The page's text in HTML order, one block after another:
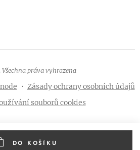
DO KOŠÍKU
práva vyhrazena
Zásady ochrany osobních údajů
souborů cookies